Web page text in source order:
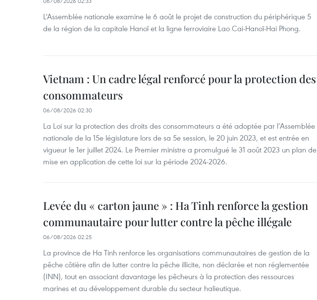
L'Assemblée nationale examine le 6 août le projet de construction du périphérique 5
de la région de la capitale Hanoï et la ligne ferroviaire Lao Cai-Hanoï-Hai Phong.
Vietnam : Un cadre légal renforcé pour la protection des
consommateurs
06/08/2026 02:30
La Loi sur la protection des droits des consommateurs a été adoptée par l’Assemblée
nationale de la 15e législature lors de sa 5e session, le 20 juin 2023, et est entrée en
vigueur le 1er juillet 2024. Le Premier ministre a promulgué le 31 août 2023 un plan de
mise en application de cette loi sur la période 2024-2026.
Levée du « carton jaune » : Ha Tinh renforce la gestion
communautaire pour lutter contre la pêche illégale
06/08/2026 02:25
La province de Ha Tinh renforce les organisations communautaires de gestion de la
pêche côtière afin de lutter contre la pêche illicite, non déclarée et non réglementée
(INN), tout en associant davantage les pêcheurs à la protection des ressources
marines et au développement durable du secteur halieutique.